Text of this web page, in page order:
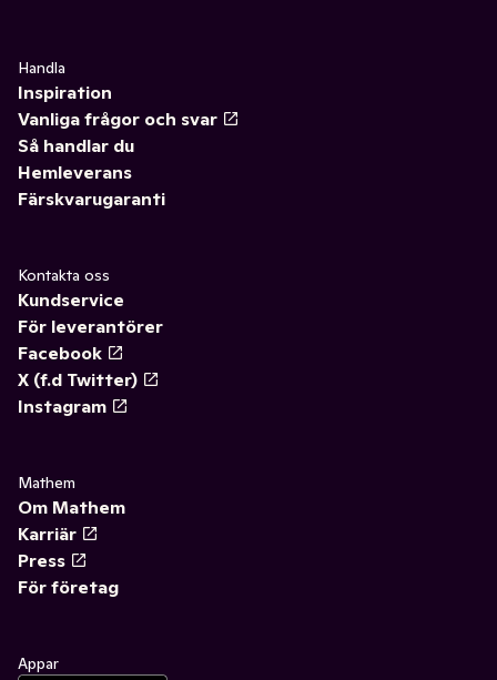
Handla
Inspiration
Vanliga frågor och svar
Så handlar du
Hemleverans
Färskvarugaranti
Kontakta oss
Kundservice
För leverantörer
Facebook
X (f.d Twitter)
Instagram
Mathem
Om Mathem
Karriär
Press
För företag
Appar